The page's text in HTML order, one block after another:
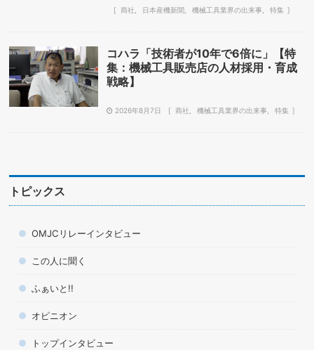
商社
日本産機新聞 機械工具業界の出来事 特集
コハラ「技術者が10年で6倍に」【特
集：機械工具販売店の人材採用・育成
戦略】
2026年8月7日 商社 機械工具業界の出来事 特集
トピックス
OMJCリレーインタビュー
この人に聞く
ふぁいと!!
オピニオン
トップインタビュー